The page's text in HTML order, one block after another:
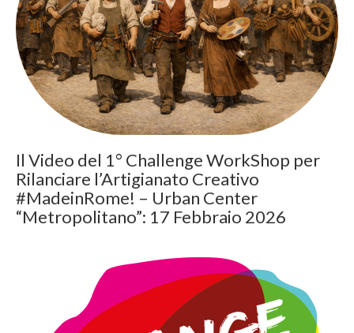
Il Video del 1° Challenge WorkShop per
Rilanciare l’Artigianato Creativo
#MadeinRome! – Urban Center
“Metropolitano”: 17 Febbraio 2026